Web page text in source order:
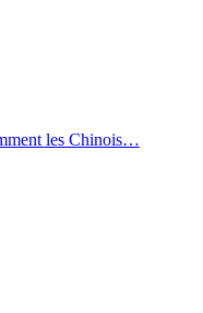
les Chinois…